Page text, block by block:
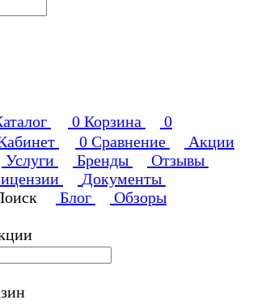
0 Корзина
0
0 Сравнение
Акции
Услуги Бренды
Отзывы
Документы
Блог
Обзоры